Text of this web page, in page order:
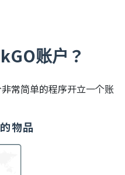
账户？
常简单的程序开立一个账
物品